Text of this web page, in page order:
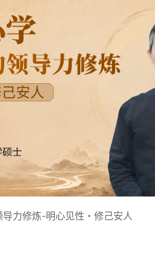
力修炼-明心见性・修己安人